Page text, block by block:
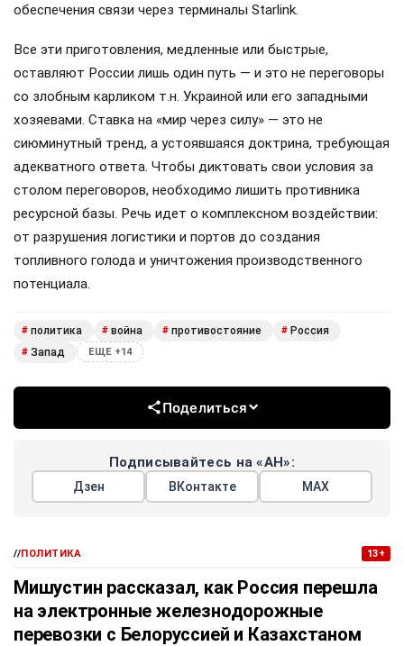
обеспечения связи через терминалы Starlink.
Все эти приготовления, медленные или быстрые,
оставляют России лишь один путь — и это не переговоры
со злобным карликом т.н. Украиной или его западными
хозяевами. Ставка на «мир через силу» — это не
сиюминутный тренд, а устоявшаяся доктрина, требующая
адекватного ответа. Чтобы диктовать свои условия за
столом переговоров, необходимо лишить противника
ресурсной базы. Речь идет о комплексном воздействии:
от разрушения логистики и портов до создания
топливного голода и уничтожения производственного
потенциала.
# политика # война # противостояние # Россия
# Запад ЕЩЕ +14
Поделиться
Подписывайтесь на «АН»:
Дзен ВКонтакте МАХ
//ПОЛИТИКА 13+
Мишустин рассказал, как Россия перешла
на электронные железнодорожные
перевозки с Белоруссией и Казахстаном